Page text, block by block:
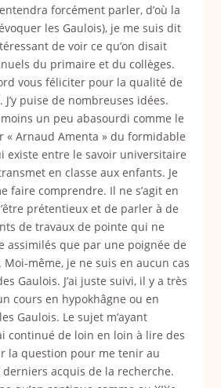
forcément parler, d’où la
les Gaulois), je me suis dit
de voir ce qu’on disait
du primaire et du collèges.
vous féliciter pour la qualité de
puise de nombreuses idées.
un peu abasourdi comme le
« Arnaud Amenta » du formidable
existe entre le savoir universitaire
en classe aux enfants. Je
faire comprendre. Il ne s’agit en
prétentieux et de parler à de
de travaux de pointe qui ne
assimilés que par une poignée de
Moi-même, je ne suis en aucun cas
Gaulois. J’ai juste suivi, il y a très
cours en hypokhâgne ou en
Gaulois. Le sujet m’ayant
continué de loin en loin à lire des
la question pour me tenir au
acquis de la recherche.